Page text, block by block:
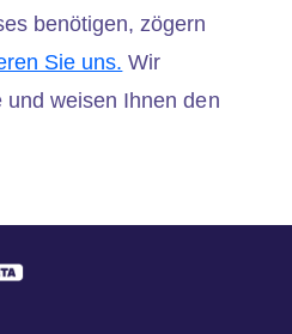
benötigen, zögern
Sie uns. Wir
und weisen Ihnen den